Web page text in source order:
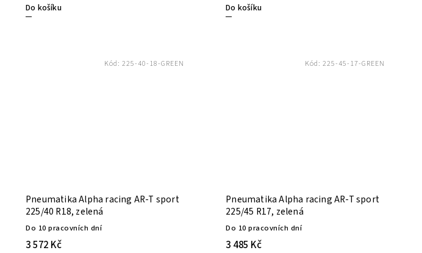
Do košíku Do košíku
Pneumatika Alpha racing AR-T sport
225/40 R18, zelená
Do 10 pracovních dní
3 572 Kč
Kód:225-40-18-GREEN
Pneumatika Alpha racing AR-T sport
225/45 R17, zelená
Do 10 pracovních dní
3 485 Kč
Kód: 225-45-17-GREEN